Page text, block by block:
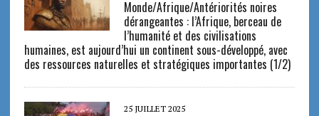
Monde/Afrique/Antériorités noires
dérangeantes : l’Afrique, berceau de
l’humanité et des civilisations
humaines, est aujourd’hui un continent sous-développé, avec
des ressources naturelles et stratégiques importantes (1/2)
25 JUILLET 2025